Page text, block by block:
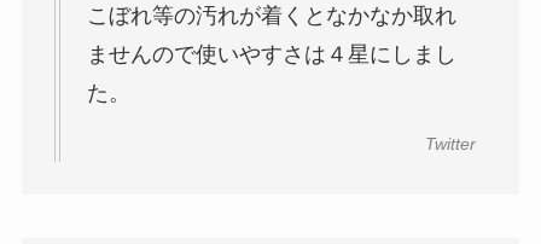
こぼれ等の汚れが着くとなかなか取れ
ませんので使いやすさは４星にしまし
た。
Twitter